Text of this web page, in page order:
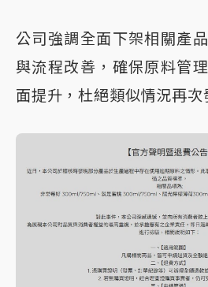
公司強調全面下架相關產
與流程改善，確保原料管
面提升，杜絕類似情況再次